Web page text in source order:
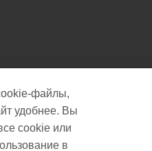
удобнее. Вы
cookie или
в